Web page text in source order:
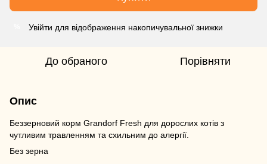
Увійти для відображення накопичувальної знижки
До обраного Порівняти
Опис
Беззерновий корм Grandorf Fresh для дорослих котів з
чутливим травленням та схильним до алергії.
Без зерна